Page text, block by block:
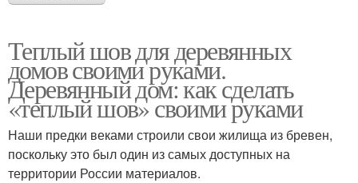
Теплый шов для деревянных
домов своими руками.
Деревянный дом: как сделать
«теплый шов» своими руками
Наши предки веками строили свои жилища из бревен,
поскольку это был один из самых доступных на
территории России материалов.